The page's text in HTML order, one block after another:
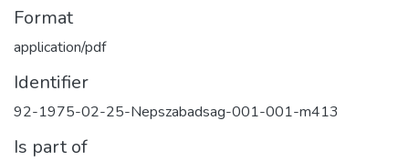
Format
application/pdf
Identifier
92-1975-02-25-Nepszabadsag-001-001-m413
Is part of